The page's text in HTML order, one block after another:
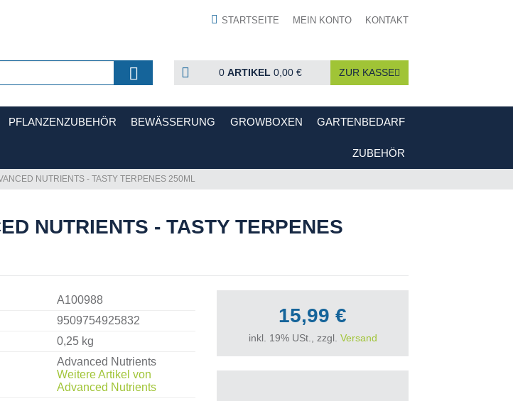
STARTSEITE MEIN KONTO KONTAKT
0 ARTIKEL 0,00 € ZUR KASSE
PFLANZENZUBEHÖR BEWÄSSERUNG GROWBOXEN GARTENBEDARF
ZUBEHÖR
NUTRIENTS - TASTY TERPENES 250ML
NUTRIENTS - TASTY TERPENES
A100988
9509754925832
0,25 kg
Advanced Nutrients
Weitere Artikel von
Advanced Nutrients
15,99 €
inkl. 19% USt., zzgl. Versand